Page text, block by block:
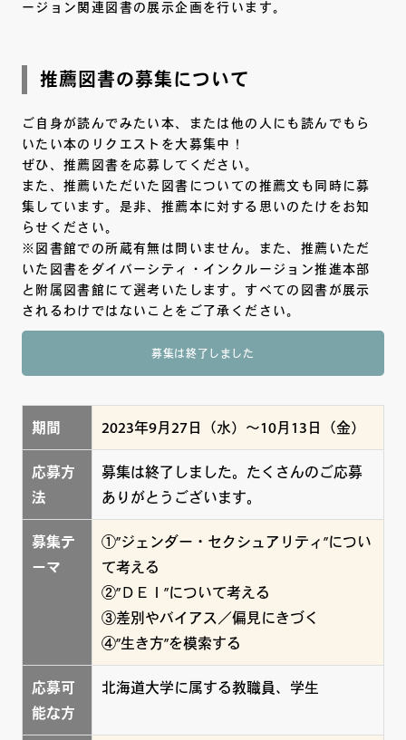
ージョン関連図書の展示企画を行います。
推薦図書の募集について
ご自身が読んでみたい本、または他の人にも読んでもら
いたい本のリクエストを大募集中！
ぜひ、推薦図書を応募してください。
また、推薦いただいた図書についての推薦文も同時に募
集しています。是非、推薦本に対する思いのたけをお知
らせください。
※図書館での所蔵有無は問いません。また、推薦いただ
いた図書をダイバーシティ・インクルージョン推進本部
と附属図書館にて選考いたします。すべての図書が展示
されるわけではないことをご了承ください。
募集は終了しました
期間 2023年9月27日（水）～10月13日（金）
応募方
法
募集は終了しました。たくさんのご応募
ありがとうございます。
募集テ
ーマ
①”ジェンダー・セクシュアリティ”につい
て考える
②”ＤＥＩ”について考える
③差別やバイアス／偏見にきづく
④”生き方”を模索する
応募可
能な方
北海道大学に属する教職員、学生